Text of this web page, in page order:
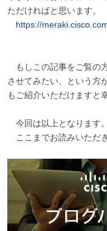
ただければと思います。
https://
もしこの記事をご覧の
させてみたい、という方
もご紹介いただけますと
今回は以上となります。
ここまでお読みいただ